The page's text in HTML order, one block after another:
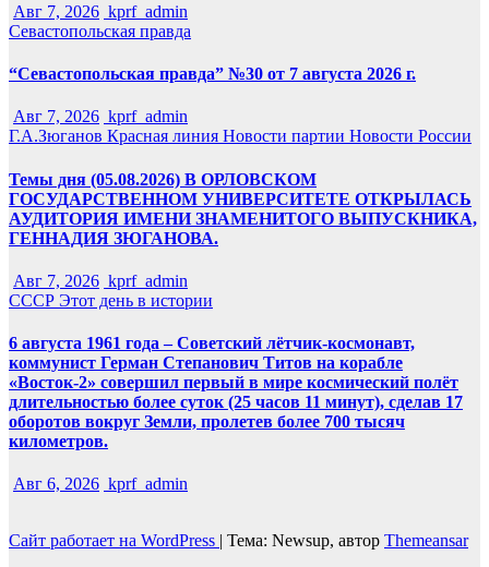
Авг 7, 2026 kprf_admin
Севастопольская правда
“Севастопольская правда” №30 от 7 августа 2026 г.
Авг 7, 2026 kprf_admin
Г.А.Зюганов Красная линия Новости партии Новости России
Темы дня (05.08.2026) В ОРЛОВСКОМ
ГОСУДАРСТВЕННОМ УНИВЕРСИТЕТЕ ОТКРЫЛАСЬ
АУДИТОРИЯ ИМЕНИ ЗНАМЕНИТОГО ВЫПУСКНИКА,
ГЕННАДИЯ ЗЮГАНОВА.
Авг 7, 2026 kprf_admin
СССР Этот день в истории
6 августа 1961 года – Советский лётчик-космонавт,
коммунист Герман Степанович Титов на корабле
«Восток-2» совершил первый в мире космический полёт
длительностью более суток (25 часов 11 минут), сделав 17
оборотов вокруг Земли, пролетев более 700 тысяч
километров.
Авг 6, 2026 kprf_admin
Сайт работает на WordPress Тема: Newsup, автор Themeansar